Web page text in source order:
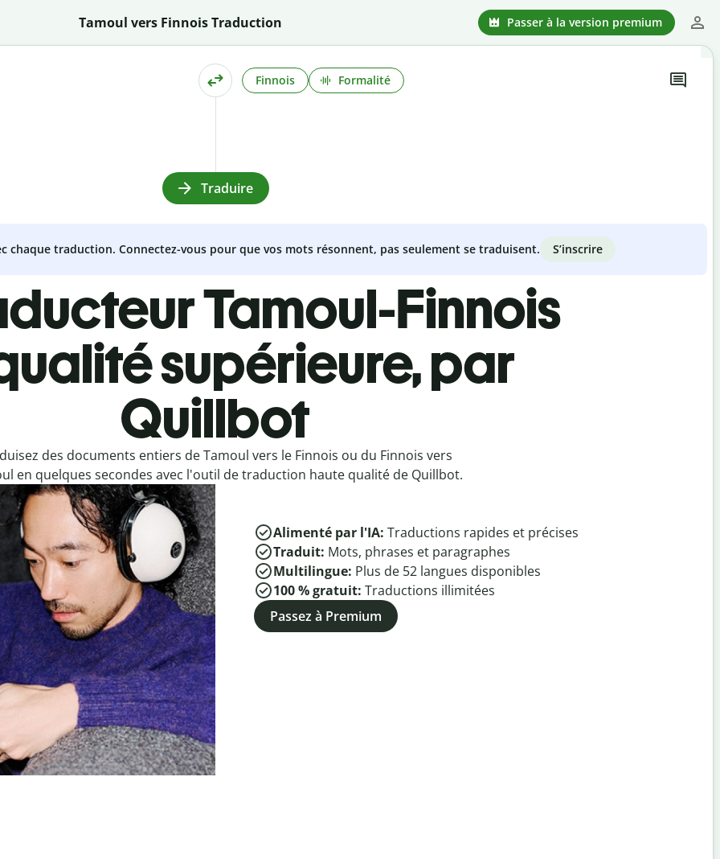
Tamoul vers Finnois Traduction Passer à la version premium
Finnois Formalité
Traduire
chaque traduction. Connectez-vous pour que vos mots résonnent, pas seulement se traduisent. S’inscrire
Tamoul-Finnois
supérieure, par
Quillbot
des documents entiers de Tamoul vers le Finnois ou du Finnois vers
en quelques secondes avec l'outil de traduction haute qualité de Quillbot.
Alimenté par l'IA: Traductions rapides et précises
Traduit: Mots, phrases et paragraphes
Multilingue: Plus de 52 langues disponibles
100 % gratuit: Traductions illimitées
Passez à Premium